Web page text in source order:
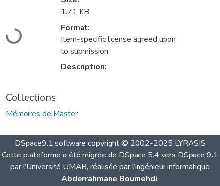
Loading...
1.71 KB
Format:
Item-specific license agreed upon
to submission
Description:
Collections
Mémoires de Master
DSpace9.1 software copyright © 2002-2025 LYRASIS
Cette plateforme a été migrée de DSpace 5.4 vers DSpace 9.1
par l’Université UMAB, réalisée par l’ingénieur informatique
Abderrahmane Boumehdi.